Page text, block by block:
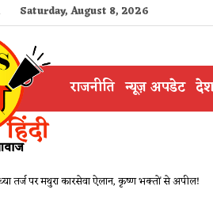
Saturday, August 8, 2026
राजनीति न्यूज़ अपडेट
तर्ज पर मथुरा कारसेवा ऐलान, कृष्ण भक्तों से अपील!